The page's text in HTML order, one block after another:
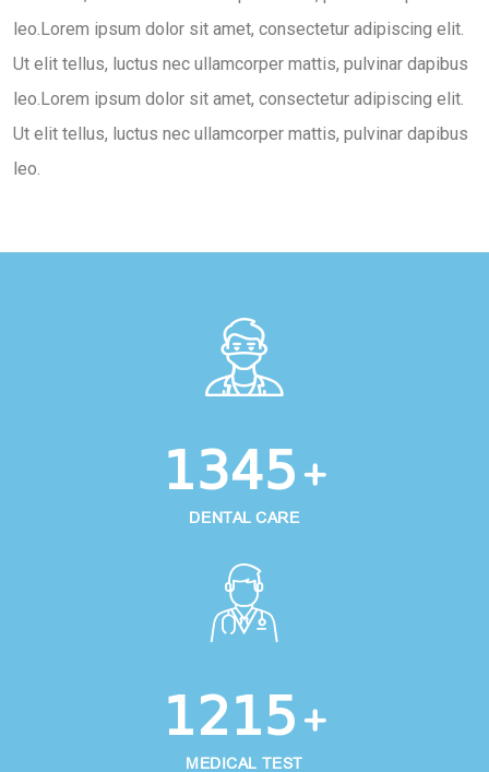
leo.Lorem ipsum dolor sit amet, consectetur adipiscing elit.
Ut elit tellus, luctus nec ullamcorper mattis, pulvinar dapibus
leo.Lorem ipsum dolor sit amet, consectetur adipiscing elit.
Ut elit tellus, luctus nec ullamcorper mattis, pulvinar dapibus
leo.
1345+
DENTAL CARE
1215+
MEDICAL TEST